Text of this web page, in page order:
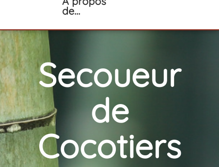
de...
Secoueur
de
Cocotiers